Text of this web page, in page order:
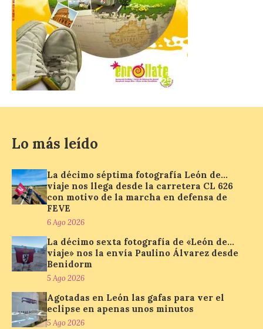
El Mercado Medieval abre
sus puertas en La Bañeza
con más de 60 puestos y
un amplio programa de
animación.
6 Ago 2026
La programación
incorpora un amplio
de animación dirigidas a
todos los públicos. La
Bañeza inauguró en la tarde de este
martes 4 de agosto una nueva edición de
su tradicional Mercado Medieval, que
hasta el próximo 6 […]
Un viaje a la Antigüedad:
el Museo del Prado
propone un recorrido por
obras de su Colección de
inspiración clásica
Lo más leído
La décimo séptima fotografía León de…
viaje nos llega desde la carretera CL 626
con motivo de la marcha en defensa de
FEVE
6 Ago 2026
La décimo sexta fotografía de «León de…
viaje» nos la envía Paulino Álvarez desde
Benidorm
5 Ago 2026
Agotadas en León las gafas para ver el
eclipse en apenas unos minutos
5 Ago 2026